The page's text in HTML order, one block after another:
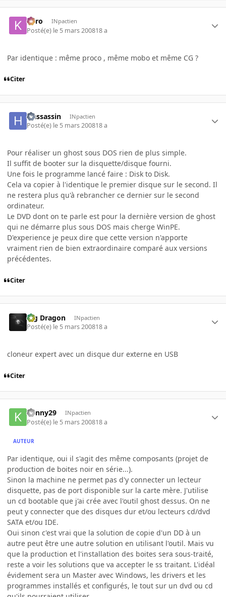
kyro INpactien
Posté(e) le 5 mars 200818 a
Par identique : même proco , même mobo et même CG ?
Citer
Hassassin INpactien
Posté(e) le 5 mars 200818 a
Pour réaliser un ghost sous DOS rien de plus simple.
Il suffit de booter sur la disquette/disque fourni.
Une fois le programme lancé faire : Disk to Disk.
Cela va copier à l'identique le premier disque sur le second. Il
ne restera plus qu'à rebrancher ce dernier sur le second
ordinateur.
Le DVD dont on te parle est pour la dernière version de ghost
qui ne démarre plus sous DOS mais cherge WinPE.
D'experience je peux dire que cette version n'apporte
vraiment rien de bien extraordinaire comparé aux versions
précédentes.
Citer
Big Dragon INpactien
Posté(e) le 5 mars 200818 a
cloneur expert avec un disque dur externe en USB
Citer
kenny29 INpactien
Posté(e) le 5 mars 200818 a
AUTEUR
Par identique, oui il s'agit des même composants (projet de
production de boites noir en série...).
Sinon la machine ne permet pas d'y connecter un lecteur
disquette, pas de port disponible sur la carte mère. J'utilise
un cd bootable que j'ai crée avec l'outil ghost dessus. On ne
peut y connecter que des disques dur et/ou lecteurs cd/dvd
SATA et/ou IDE.
Oui sinon c'est vrai que la solution de copie d'un DD à un
autre peut être une autre solution en utilisant l'outil. Mais vu
que la production et l'installation des boites sera sous-traité,
reste a voir les solutions que va accepter le ss traitant. L'idéal
évidement sera un Master avec Windows, les drivers et les
programmes installés et configurés, le tout sur un dvd ou cd